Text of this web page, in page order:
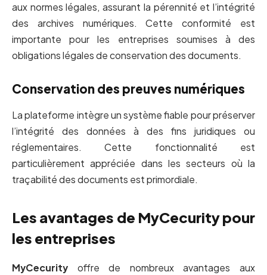
aux normes légales, assurant la pérennité et l’intégrité
des archives numériques. Cette conformité est
importante pour les entreprises soumises à des
obligations légales de conservation des documents.
Conservation des preuves numériques
La plateforme intègre un système fiable pour préserver
l’intégrité des données à des fins juridiques ou
réglementaires. Cette fonctionnalité est
particulièrement appréciée dans les secteurs où la
traçabilité des documents est primordiale.
Les avantages de MyCecurity pour
les entreprises
MyCecurity offre de nombreux avantages aux